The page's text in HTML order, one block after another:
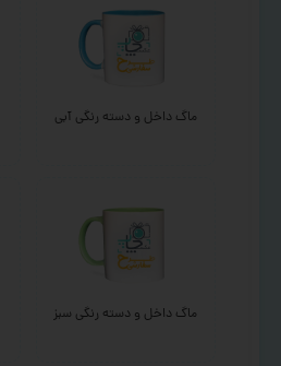
ماگ داخل و دسته رنگی آبی
ماگ داخل و دسته رنگی سبز